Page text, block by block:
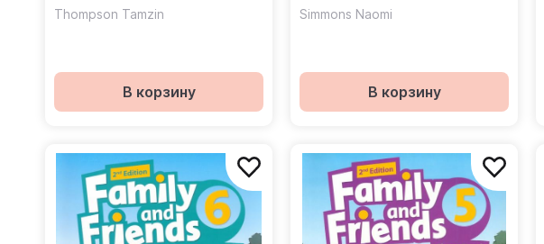
Thompson Tamzin
В корзину
Simmons Naomi
В корзину